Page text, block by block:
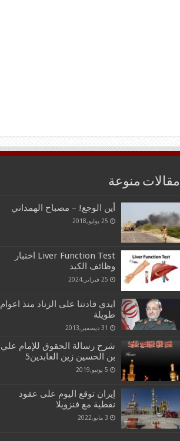
مقالات منوعة
أين الوجع! – مصباح الهمداني
25 يوليو,2018
Liver Function Test اختبار
وظائف الكبد
25 فبراير,2024
ايدي قادتنا على الزناد منذ اعوام
طويلة
31 ديسمبر,2013
شرح رسالة الحقوق للإمام علي
بن الحسين زين العابدين5
5 يونيو,2019
إيران توقع اليوم على عقود
نفطية مع فنزويلا
3 مايو,2022